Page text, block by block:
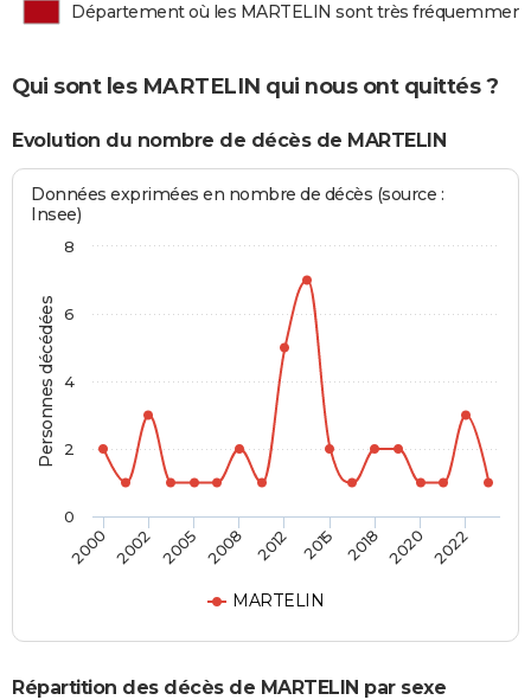
Département où les MARTELIN sont très
Qui sont les MARTELIN qui nous ont quittés ?
Evolution du nombre de décès de MARTELIN
Personnes décédées
Données exprimées en nombre de décès (source :
Insee)
MARTELIN
2000 2002 2005 2008 2012 2015 2018 2020 2022
0
2
4
6
8
Répartition des décès de MARTELIN par sexe